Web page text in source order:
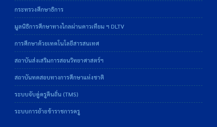
กระทรวงศึกษาธิการ
มูลนิธิการศึกษาทางไกลผ่านดาวเทียม ฯ DLTV
การศึกษาด้วยเทคโนโลยีสารสนเทศ
สถาบันส่งเสริมการสอนวิทยาศาสตร์ฯ
สถาบันทดสอบทางการศึกษาแห่งชาติ
ระบบจับคู่ครูคืนถิ่น (TMS)
ระบบการย้ายข้าราชการครู